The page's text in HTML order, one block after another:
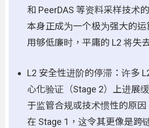
和 PeerDAS 等资料采样技术
本身正成为一个极为强大的
用够低廉时，平庸的 L2 将失
L2 安全性进阶的停滞：许多
心化验证（Stage 2）上进展
于监管合规或技术惯性的原
在 Stage 1，这令其更像是跨